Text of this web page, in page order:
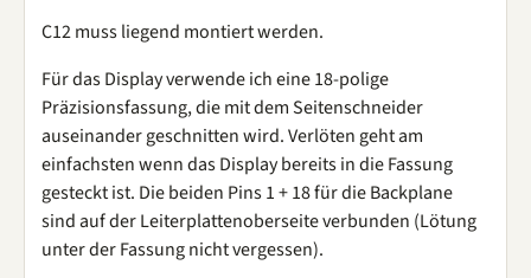
C12 muss liegend montiert werden.
Für das Display verwende ich eine 18-polige
Präzisionsfassung, die mit dem Seitenschneider
auseinander geschnitten wird. Verlöten geht am
einfachsten wenn das Display bereits in die Fassung
gesteckt ist. Die beiden Pins 1 + 18 für die Backplane
sind auf der Leiterplattenoberseite verbunden (Lötung
unter der Fassung nicht vergessen).